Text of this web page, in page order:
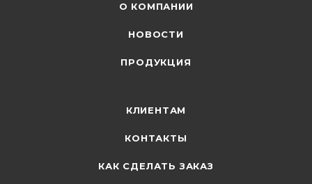
О КОМПАНИИ
НОВОСТИ
ПРОДУКЦИЯ
КЛИЕНТАМ
КОНТАКТЫ
КАК СДЕЛАТЬ ЗАКАЗ